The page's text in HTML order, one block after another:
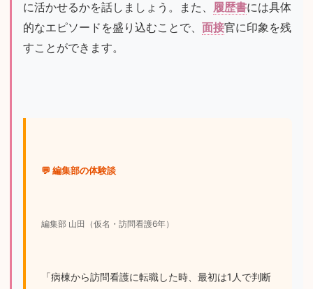
に活かせるかを話しましょう。また、 履歴書には具体
的なエピソードを盛り込むことで、 面接官に印象を残
すことができます。
💬 編集部の体験談
編集部 山田（仮名・訪問看護6年）
「病棟から訪問看護に転職した時、最初は1人で判断